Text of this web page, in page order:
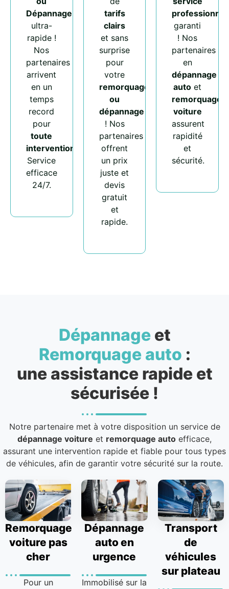
Dépannage
ultra-
rapide !
Nos
partenaires
arrivent
en un
temps
record
pour
toute
intervention
Service
efficace
24/7.
tarifs
clairs
et sans
surprise
pour
votre
remorquage
ou
dépannage
! Nos
partenaires
offrent
un prix
juste et
devis
gratuit
et
rapide.
professionnel
garanti
! Nos
partenaires
en
dépannage
auto et
remorquage
voiture
assurent
rapidité
et
sécurité.
Dépannageet
Remorquage auto :
une assistance rapide et
sécurisée !
Notre partenaire met à votre disposition un service de
dépannage voiture et remorquage auto efficace,
assurant une intervention rapide et fiable pour tous types
de véhicules, afin de garantir votre sécurité sur la route.
Remorquage
voiture pas
cher
Pour un
Dépannage
auto en
urgence
Immobilisé sur la
Transport
de
véhicules
sur plateau